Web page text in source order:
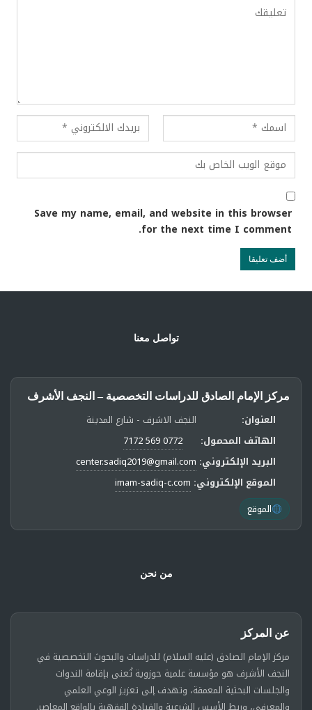
Save my name, email, and website in this browser
for the next time I comment.
تواصل معنا
مركز الإمام الصادق للدراسات التخصصية – النجف الأشرف
العنوان:
النجف الاشرف - شارع المدينة
الهاتف المحمول:
0772 569 7172
البريد الإلكتروني: center.sadiq2019@gmail.com
الموقع الإلكتروني: imam-sadiq-c.com
الموقع
من نحن
عن المركز
مركز الإمام الصادق (عليه السلام) للدراسات والبحوث التخصصية في
النجف الأشرف هو مؤسسة علمية حوزوية تُعنى بإقامة الندوات
والجلسات البحثية المعمقة، وتهدف إلى تعزيز الوعي العلمي
والمعرفي، وربط الأسس الشرعية والقيادة الفقهية بالواقع المعاصر.